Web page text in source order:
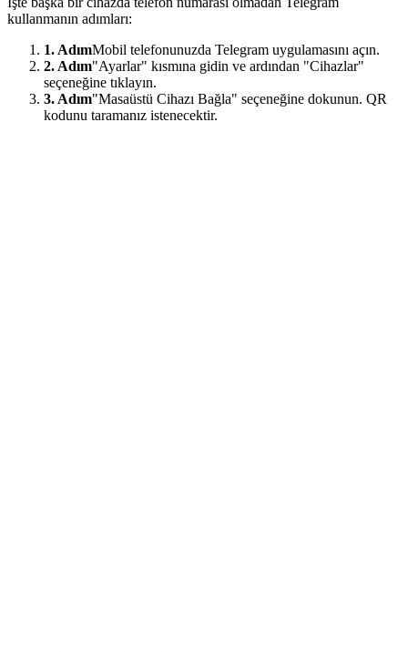
kullanmanın adımları:
1. AdımMobil telefonunuzda Telegram uygulamasını açın.
2. Adım"Ayarlar" kısmına gidin ve ardından "Cihazlar"
seçeneğine tıklayın.
3. Adım"Masaüstü Cihazı Bağla" seçeneğine dokunun. QR
kodunu taramanız istenecektir.